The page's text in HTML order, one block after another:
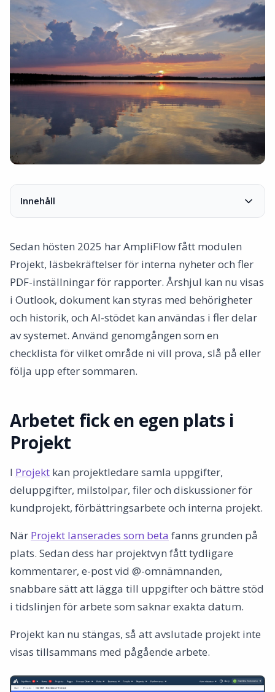
Innehåll
Arbetet fick en egen plats i Projekt
Interna nyheter fick kvittens och uppföljning
Pages samlar rutiner, bilagor och behörigheter
Kontroller och SoA-underlag kan följas upp i
ledningssystemet
Tidrapporteringen blev mindre beroende av minnet
Rapporter ger underlag för revision och kundfrågor
Tabeller, filter och navigation kräver färre klick
Checklistor, etiketter och AmpliFlow Box kopplades ihop
behörighet
Välj första testet efter var arbetet fastnar
Skicka in idéer på feedback.ampliflow.com
Sedan hösten 2025 har AmpliFlow fått modulen
Projekt, läsbekräftelser för interna nyheter och fler
PDF-inställningar för rapporter. Årshjul kan nu visas
i Outlook, dokument kan styras med behörigheter
och historik, och AI-stödet kan användas i fler delar
av systemet. Använd genomgången som en
checklista för vilket område ni vill prova, slå på eller
följa upp efter sommaren.
Arbetet fick en egen plats i
Projekt
I Projekt kan projektledare samla uppgifter,
deluppgifter, milstolpar, filer och diskussioner för
kundprojekt, förbättringsarbete och interna projekt.
När Projekt lanserades som beta fanns grunden på
plats. Sedan dess har projektvyn fått tydligare
kommentarer, e-post vid @-omnämnanden,
snabbare sätt att lägga till uppgifter och bättre stöd
i tidslinjen för arbete som saknar exakta datum.
Projekt kan nu stängas, så att avslutade projekt inte
visas tillsammans med pågående arbete.